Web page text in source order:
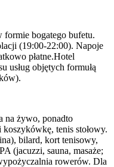
formie bogatego bufetu.
(19:00-22:00). Napoje
płatne.Hotel
usług objętych formułą
na żywo, ponadto
tenis stołowy.
bilard, kort tenisowy,
(jacuzzi, sauna, masaże;
rowerów. Dla